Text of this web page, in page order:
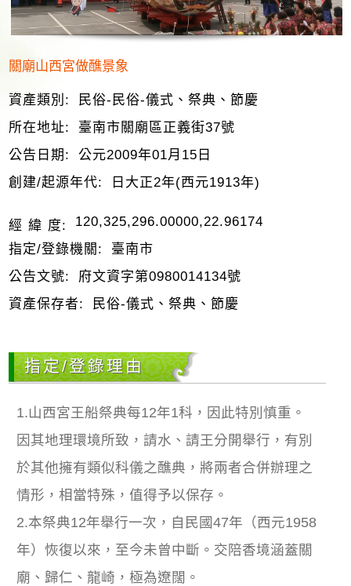
關廟山西宮做醮景象
資產類別:
民俗-民俗-儀式、祭典、節慶
所在地址:
臺南市關廟區正義街37號
公告日期:
公元2009年01月15日
創建/起源年代:
日大正2年(西元1913年)
經 緯 度:
120,325,296.00000,22.96174
指定/登錄機關:
臺南市
公告文號:
府文資字第0980014134號
資產保存者:
民俗-儀式、祭典、節慶
指定/登錄理由
1.山西宮王船祭典每12年1科，因此特別慎重。
因其地理環境所致，請水、請王分開舉行，有別
於其他擁有類似科儀之醮典，將兩者合併辦理之
情形，相當特殊，值得予以保存。
2.本祭典12年舉行一次，自民國47年（西元1958
年）恢復以來，至今未曾中斷。交陪香境涵蓋關
廟、歸仁、龍崎，極為遼闊。